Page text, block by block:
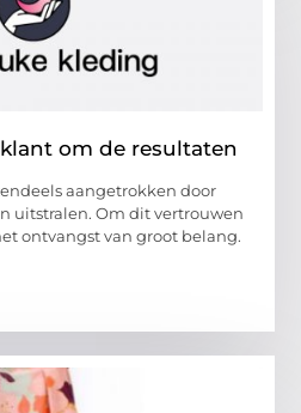
om de resultaten
aangetrokken door
uitstralen. Om dit vertrouwen
ontvangst van groot belang.